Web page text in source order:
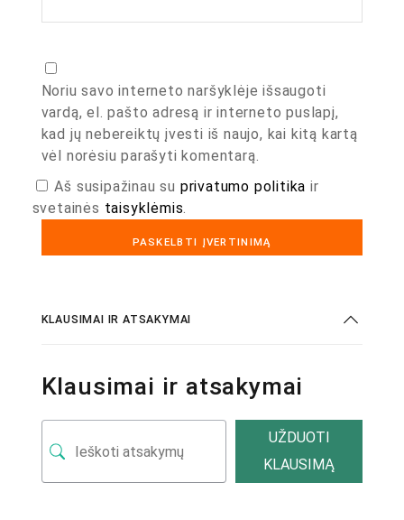
Noriu savo interneto naršyklėje išsaugoti
vardą, el. pašto adresą ir interneto puslapį,
kad jų nebereiktų įvesti iš naujo, kai kitą kartą
vėl norėsiu parašyti komentarą.
Aš susipažinau su privatumo politika ir
svetainės taisyklėmis.
KLAUSIMAI IR ATSAKYMAI
Klausimai ir atsakymai
UŽDUOTI
KLAUSIMĄ